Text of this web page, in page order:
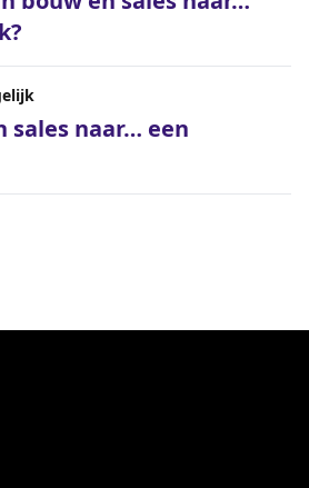
sales naar… een